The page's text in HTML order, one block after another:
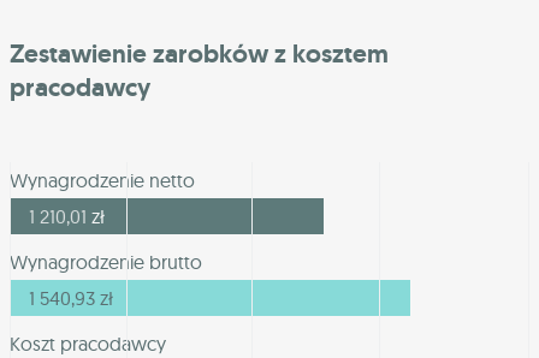
Zestawienie zarobków z kosztem
pracodawcy
Wynagrodzenie netto
1 210,01 zł
Wynagrodzenie brutto
1 540,93 zł
Koszt pracodawcy